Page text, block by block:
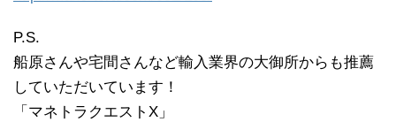
P.S.
船原さんや宅間さんなど輸入業界の大御所からも推薦
していただいています！
「マネトラクエストX」